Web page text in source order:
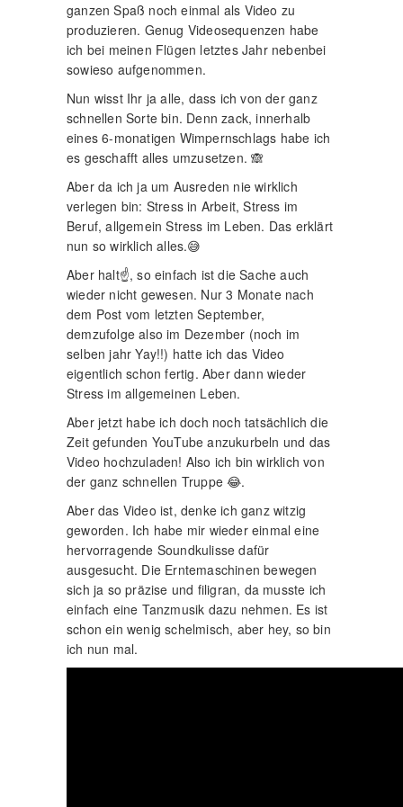
ganzen Spaß noch einmal als Video zu
produzieren. Genug Videosequenzen habe
ich bei meinen Flügen letztes Jahr nebenbei
sowieso aufgenommen.
Nun wisst Ihr ja alle, dass ich von der ganz
schnellen Sorte bin. Denn zack, innerhalb
eines 6-monatigen Wimpernschlags habe ich
es geschafft alles umzusetzen. 🙈
Aber da ich ja um Ausreden nie wirklich
verlegen bin: Stress in Arbeit, Stress im
Beruf, allgemein Stress im Leben. Das erklärt
nun so wirklich alles.😅
Aber halt☝, so einfach ist die Sache auch
wieder nicht gewesen. Nur 3 Monate nach
dem Post vom letzten September,
demzufolge also im Dezember (noch im
selben jahr Yay!!) hatte ich das Video
eigentlich schon fertig. Aber dann wieder
Stress im allgemeinen Leben.
Aber jetzt habe ich doch noch tatsächlich die
Zeit gefunden YouTube anzukurbeln und das
Video hochzuladen! Also ich bin wirklich von
der ganz schnellen Truppe 😂.
Aber das Video ist, denke ich ganz witzig
geworden. Ich habe mir wieder einmal eine
hervorragende Soundkulisse dafür
ausgesucht. Die Erntemaschinen bewegen
sich ja so präzise und filigran, da musste ich
einfach eine Tanzmusik dazu nehmen. Es ist
schon ein wenig schelmisch, aber hey, so bin
ich nun mal.